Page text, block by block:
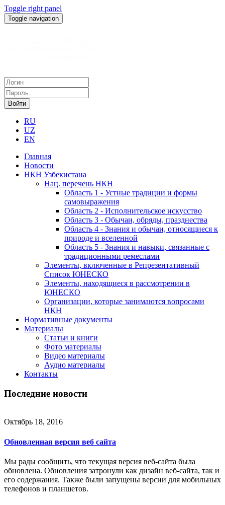
Toggle right panel
Toggle navigation
Войти
RU
UZ
EN
Главная
Новости
НКН Узбекистана
Нац. перечень НКН
Область 1 - Устные традиции и формы
самовыражения
Область 2 - Исполнительское искусство
Область 3 - Обычаи, обряды, празднества
Область 4 - Знания и обычаи, относящиеся к
природе и вселенной
Область 5 - Знания и навыки, связанные с
традиционными ремеслами
Элементы, включенные в Репрезентативный
Список ЮНЕСКО
Элементы, находящиеся в рассмотрении в
ЮНЕСКО
Организации, которые занимаются вопросами
НКН
Нормативные документы
Материалы
Статьи и книги
Фото материалы
Видео материалы
Аудио материалы
Контакты
Последние новости
Октябрь 18, 2016
Обновленная версия веб сайта
Мы рады сообщить, что текущая версия веб-сайта была
обновлена. Обновления затронули как дизайн веб-сайта, так и
его содержания. Также были запущены версии для мобильных
телефонов и планшетов.